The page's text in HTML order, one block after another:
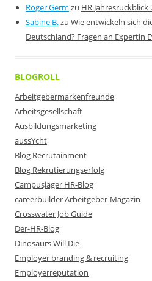
Roger Germ zu HR Jahresrückblick
Sabine B.zu Wie entwickeln sich
Deutschland? Fragen an Expertin
BLOGROLL
Arbeitgebermarkenfreunde
Arbeitsgesellschaft
Ausbildungsmarketing
aussYcht
Blog Recrutainment
Blog Rekrutierungserfolg
Campusjäger HR-Blog
careerbuilder Arbeitgeber-Magazin
Crosswater Job Guide
Der-HR-Blog
Dinosaurs Will Die
Employer branding & recruiting
Employerreputation